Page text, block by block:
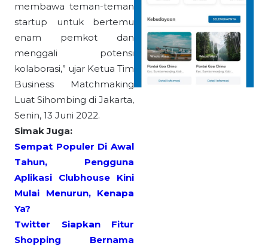
membawa teman-teman
startup untuk bertemu
enam pemkot dan
menggali potensi
kolaborasi,” ujar Ketua Tim
Business Matchmaking
Luat Sihombing di Jakarta,
Senin, 13 Juni 2022.
Simak Juga:
Sempat Populer Di Awal
Tahun, Pengguna
Aplikasi Clubhouse Kini
Mulai Menurun, Kenapa
Ya?
Twitter Siapkan Fitur
Shopping Bernama